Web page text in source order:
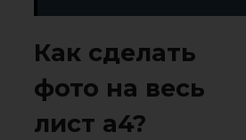
Как сделать
фото на весь
лист а4?